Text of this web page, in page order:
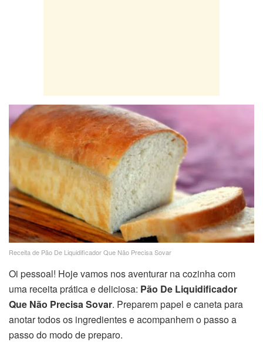
Receita de Pão De Liquidificador Que Não Precisa Sovar
Oi pessoal! Hoje vamos nos aventurar na cozinha com
uma receita prática e deliciosa: Pão De Liquidificador
Que Não Precisa Sovar. Preparem papel e caneta para
anotar todos os ingredientes e acompanhem o passo a
passo do modo de preparo.